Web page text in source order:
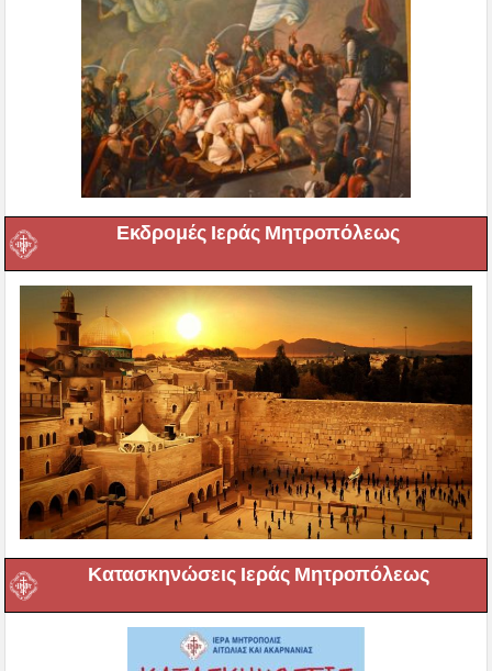
Εκδρομές Ιεράς Μητροπόλεως
Κατασκηνώσεις Ιεράς Μητροπόλεως